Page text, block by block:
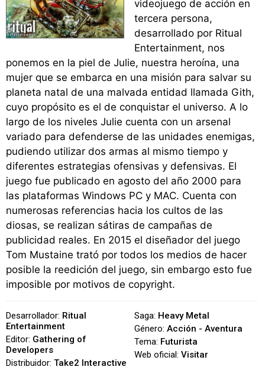
videojuego de acción en
tercera persona,
desarrollado por Ritual
Entertainment, nos
ponemos en la piel de Julie, nuestra heroína, una
mujer que se embarca en una misión para salvar su
planeta natal de una malvada entidad llamada Gith,
cuyo propósito es el de conquistar el universo. A lo
largo de los niveles Julie cuenta con un arsenal
variado para defenderse de las unidades enemigas,
pudiendo utilizar dos armas al mismo tiempo y
diferentes estrategias ofensivas y defensivas. El
juego fue publicado en agosto del año 2000 para
las plataformas Windows PC y MAC. Cuenta con
numerosas referencias hacia los cultos de las
diosas, se realizan sátiras de campañas de
publicidad reales. En 2015 el diseñador del juego
Tom Mustaine trató por todos los medios de hacer
posible la reedición del juego, sin embargo esto fue
imposible por motivos de copyright.
Desarrollador: Ritual
Entertainment
Editor: Gathering of
Developers
Distribuidor: Take2 Interactive
Saga: Heavy Metal
Género: Acción - Aventura
Tema: Futurista
Web oficial: Visitar